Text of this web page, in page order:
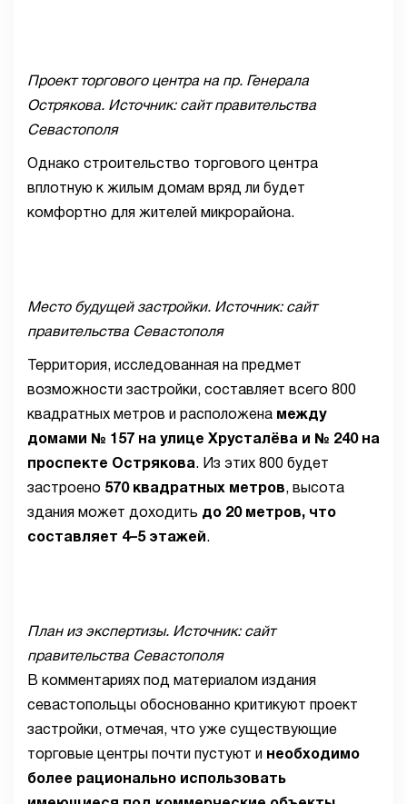
Проект торгового центра на пр. Генерала
Острякова. Источник: сайт правительства
Севастополя
Однако строительство торгового центра
вплотную к жилым домам вряд ли будет
комфортно для жителей микрорайона.
Место будущей застройки. Источник: сайт
правительства Севастополя
Территория, исследованная на предмет
возможности застройки, составляет всего 800
квадратных метров и расположена между
домами № 157 на улице Хрусталёва и № 240 на
проспекте Острякова. Из этих 800 будет
застроено 570 квадратных метров, высота
здания может доходить до 20 метров, что
составляет 4–5 этажей .
План из экспертизы. Источник: сайт
правительства Севастополя
В комментариях под материалом издания
севастопольцы обоснованно критикуют проект
застройки, отмечая, что уже существующие
торговые центры почти пустуют и
необходимо
более рационально использовать